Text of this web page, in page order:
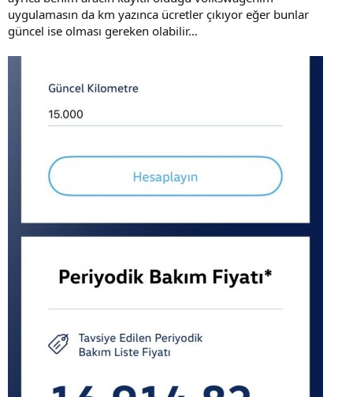
uygulamasın da km yazınca ücretler çıkıyor eğer bunlar
güncel ise olması gereken olabilir…